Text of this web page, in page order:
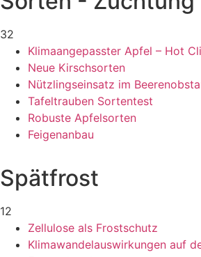
32
Klimaangepasster Apfel – Hot
Neue Kirschsorten
Nützlingseinsatz im
Tafeltrauben Sortentest
Robuste Apfelsorten
Feigenanbau
Spätfrost
12
Zellulose als Frostschutz
Klimawandelauswirkungen auf